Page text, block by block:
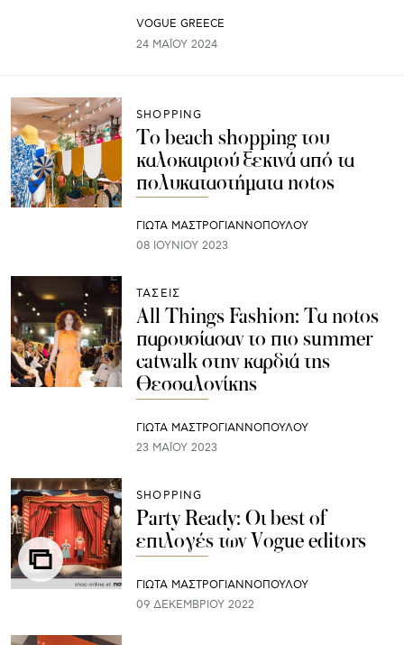
VOGUE GREECE
24 ΜΑΪ́ΟΥ 2024
SHOPPING
To beach shopping του
καλοκαιριού ξεκινά από τα
πολυκαταστήματα notos
ΓΙΩΤΑ ΜΑΣΤΡΟΓΙΑΝΝΟΠΟΥΛΟΥ
08 ΙΟΥΝΊΟΥ 2023
ΤΑΣΕΙΣ
All Things Fashion: Τα notos
παρουσίασαν το πιο summer
catwalk στην καρδιά της
Θεσσαλονίκης
ΓΙΩΤΑ ΜΑΣΤΡΟΓΙΑΝΝΟΠΟΥΛΟΥ
23 ΜΑΪ́ΟΥ 2023
SHOPPING
Party Ready: Οι best of
επιλογές των Vogue editors
ΓΙΩΤΑ ΜΑΣΤΡΟΓΙΑΝΝΟΠΟΥΛΟΥ
09 ΔΕΚΕΜΒΡΊΟΥ 2022